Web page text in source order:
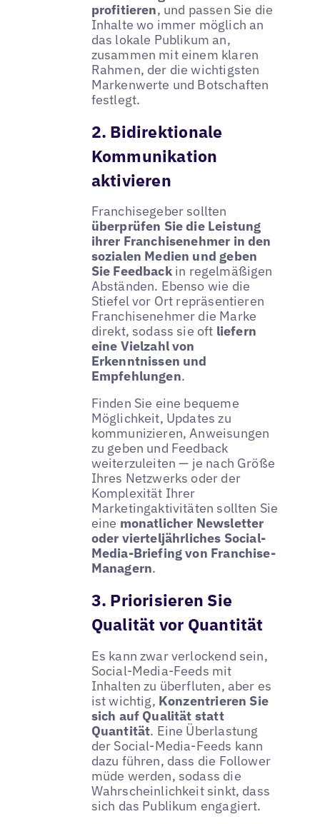
profitieren, und passen Sie die
Inhalte wo immer möglich an
das lokale Publikum an,
zusammen mit einem klaren
Rahmen, der die wichtigsten
Markenwerte und Botschaften
festlegt.
2. Bidirektionale
Kommunikation
aktivieren
Franchisegeber sollten
überprüfen Sie die Leistung
ihrer Franchisenehmer in den
sozialen Medien und geben
Sie Feedbackin regelmäßigen
Abständen. Ebenso wie die
Stiefel vor Ort repräsentieren
Franchisenehmer die Marke
direkt, sodass sie oft liefern
eine Vielzahl von
Erkenntnissen und
Empfehlungen.
Finden Sie eine bequeme
Möglichkeit, Updates zu
kommunizieren, Anweisungen
zu geben und Feedback
weiterzuleiten — je nach Größe
Ihres Netzwerks oder der
Komplexität Ihrer
Marketingaktivitäten sollten Sie
eine monatlicher Newsletter
oder vierteljährliches Social-
Media-Briefing von Franchise-
Managern.
3. Priorisieren Sie
Qualität vor Quantität
Es kann zwar verlockend sein,
Social-Media-Feeds mit
Inhalten zu überfluten, aber es
ist wichtig, Konzentrieren Sie
sich auf Qualität statt
Quantität. Eine Überlastung
der Social-Media-Feeds kann
dazu führen, dass die Follower
müde werden, sodass die
Wahrscheinlichkeit sinkt, dass
sich das Publikum engagiert.